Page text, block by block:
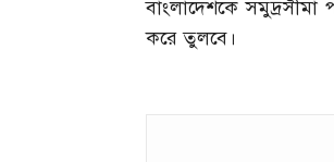
বাংলাদেশকে সমুদ্রসীমা
করে তুলবে।